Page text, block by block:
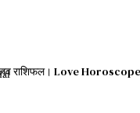
लव राशिफल। Love